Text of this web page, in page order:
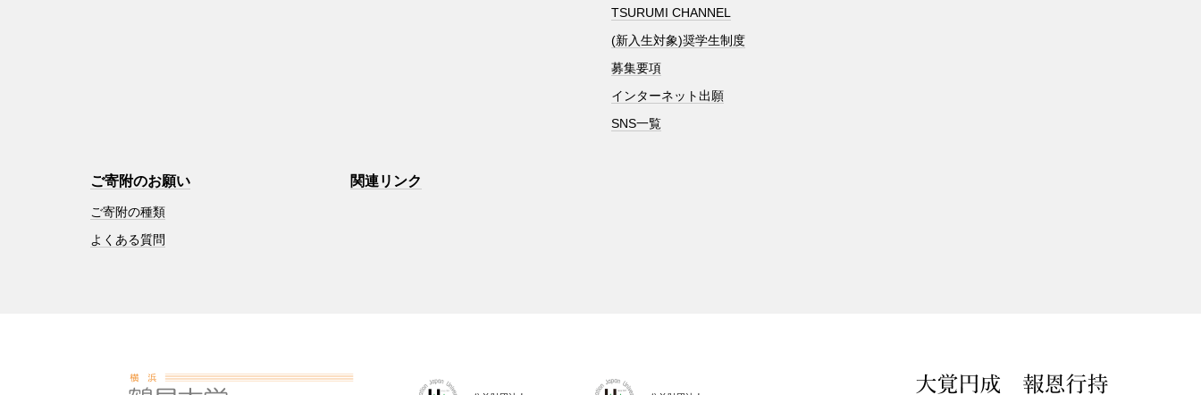
TSURUMI CHANNEL
(新入生対象)奨学生制度
募集要項
インターネット出願
SNS一覧
ご寄附のお願い
ご寄附の種類
よくある質問
関連リンク